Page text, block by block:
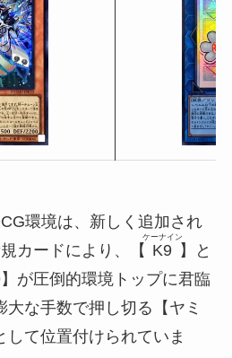
環境は、新しく追加され
カードにより、【 K9
ケーナイン
】と
が圧倒的環境トップに君臨
大な手数で押し切る【ヤミ
して位置付けられていま